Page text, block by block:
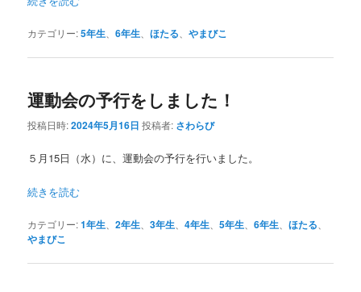
カテゴリー:5年生 、6年生 、ほたる 、やまびこ
運動会の予行をしました！
投稿日時:2024年5月16日 投稿者: さわらび
５月15日（水）に、運動会の予行を行いました。
続きを読む
カテゴリー:1年生 、2年生 、3年生 、4年生 、5年生 、6年生 、ほたる
やまびこ